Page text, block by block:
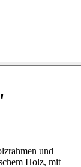
und
Holz, mit